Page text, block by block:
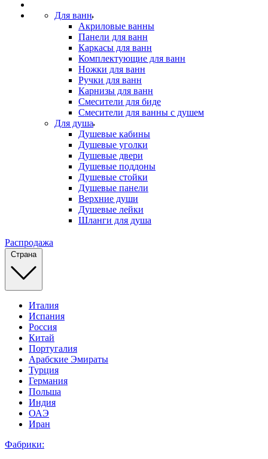
Для ванн
Акриловые ванны
Панели для ванн
Каркасы для ванн
Комплектующие для ванн
Ножки для ванн
Ручки для ванн
Карнизы для ванн
Смесители для биде
Смесители для ванны с душем
Для душа
Душевые кабины
Душевые уголки
Душевые двери
Душевые поддоны
Душевые стойки
Душевые панели
Верхние души
Душевые лейки
Шланги для душа
Распродажа
Страна
Италия
Испания
Россия
Китай
Португалия
Арабские Эмираты
Турция
Германия
Польша
Индия
ОАЭ
Иран
Фабрики: